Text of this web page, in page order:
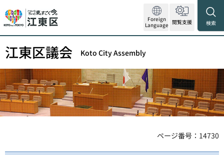
Foreign
Language 閲覧支援 検索
江東区議会 Koto City Assembly
ページ番号：14730